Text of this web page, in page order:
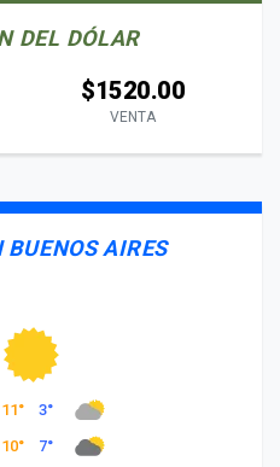
DEL DÓLAR
$1520.00
VENTA
BUENOS AIRES